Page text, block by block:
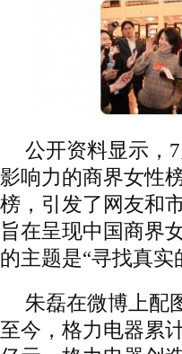
公开资料显示，
影响力的商界女性
榜，引发了网友和
旨在呈现中国商界
的主题是“寻找真实
朱磊在微博上配
至今，格力电器累